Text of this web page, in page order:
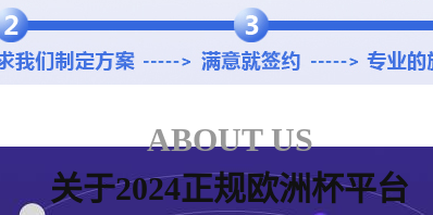
ABOUT US
关于2024正规欧洲杯平台